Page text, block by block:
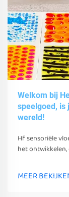
Welkom bij
speelgoed, is
wereld!
Hf sensoriële
het
MEER